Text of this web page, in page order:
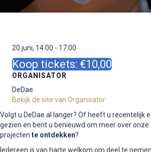
20 juni, 14:00 - 17:00
Koop tickets: €10,00
ORGANISATOR
DeDae
Bekijk de site van Organisator
Volgt u DeDae al langer? Of heeft u recentelijk
gezien en bent u benieuwd om meer over
projecten te ontdekken?
Iedereen is van harte welkom om deel te